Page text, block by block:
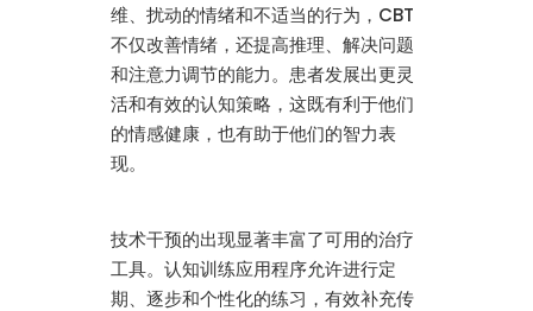
维、扰动的情绪和不适当的行为，CBT
不仅改善情绪，还提高推理、解决问题
和注意力调节的能力。患者发展出更灵
活和有效的认知策略，这既有利于他们
的情感健康，也有助于他们的智力表
现。
技术干预的出现显著丰富了可用的治疗
工具。认知训练应用程序允许进行定
期、逐步和个性化的练习，有效补充传